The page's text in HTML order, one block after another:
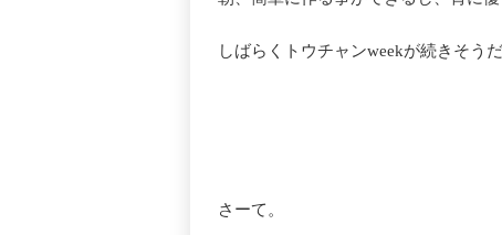
しばらくトウチャンweekが続きそう
さーて。